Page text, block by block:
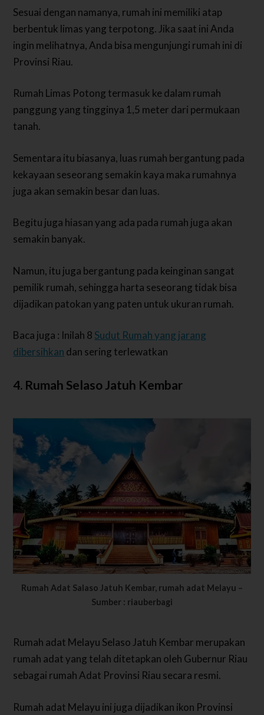
Sesuai dengan namanya, rumah ini memiliki atap
berbentuk limas yang terpotong. Jika saat ini Anda
ingin melihatnya, Anda bisa mengunjungi rumah ini di
Provinsi Riau.
Rumah Limas Potong termasuk ke dalam rumah
panggung yang tingginya 1,5 meter dari permukaan
tanah.
Sementara itu biasanya, luas rumah bergantung pada
kekayaan seseorang semakin kaya maka rumahnya
juga akan semakin besar dan luas.
Begitu juga hiasan yang ada pada rumah juga akan
semakin banyak.
Namun, itu juga bergantung pada keinginan sangat
pemilik rumah, sehingga harta seseorang tidak bisa
dijadikan patokan yang paten untuk ukuran rumah.
Baca juga : Inilah 8 Sudut Rumah yang jarang
dibersihkan dan sering terlewatkan
4. Rumah Selaso Jatuh Kembar
Rumah Adat Salaso Jatuh Kembar, rumah adat Melayu –
Sumber : riauberbagi
Rumah adat Melayu Selaso Jatuh Kembar merupakan
rumah adat yang telah ditetapkan oleh Gubernur Riau
sebagai rumah Adat Provinsi Riau secara resmi.
Rumah adat Melayu ini juga dijadikan ikon Provinsi